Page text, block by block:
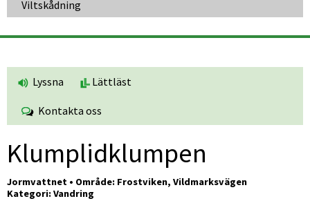
Viltskådning
Lyssna Lättläst
Kontakta oss
Klumplidklumpen
Jormvattnet • Område: Frostviken, Vildmarksvägen
Kategori: Vandring